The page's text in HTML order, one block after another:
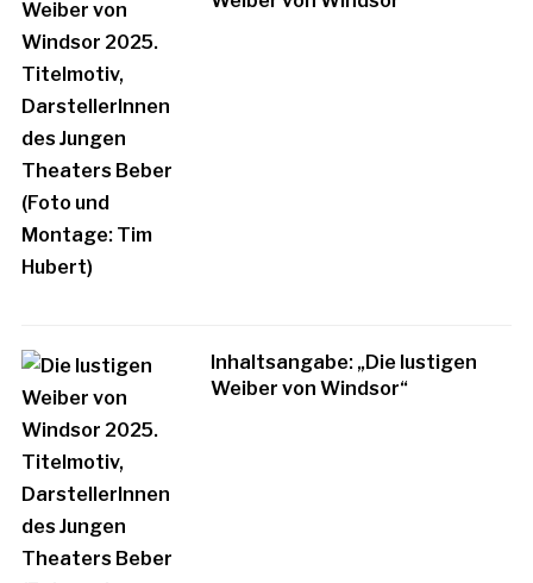
Inhaltsangabe: „Die lustigen
Weiber von Windsor“